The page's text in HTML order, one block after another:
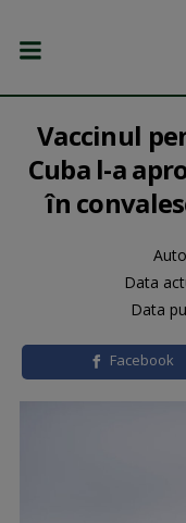
Vaccinul
Cuba l-a
în
Data
Data
Facebook